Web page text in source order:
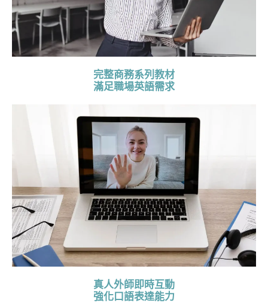
完整商務系列教材
滿足職場英語需求
真人外師即時互動
強化口語表達能力